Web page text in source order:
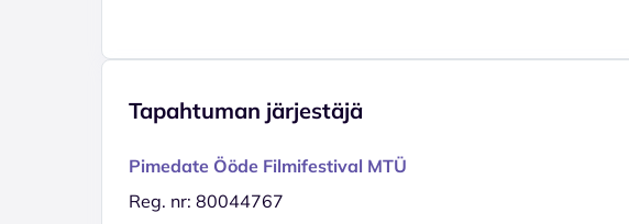
Tapahtuman järjestäjä
Pimedate Ööde Filmifestival MTÜ
Reg. nr: 80044767